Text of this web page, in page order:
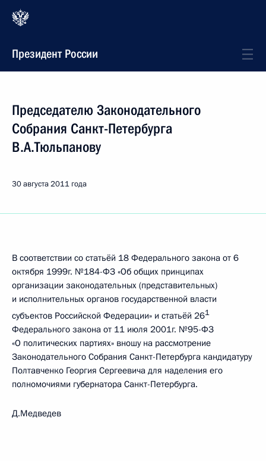
Президент России
Председателю Законодательного
Собрания Санкт-Петербурга
В.А.Тюльпанову
30 августа 2011 года
В соответствии со статьёй 18 Федерального закона от 6
октября 1999г. №184-ФЗ «Об общих принципах
организации законодательных (представительных)
и исполнительных органов государственной власти
субъектов Российской Федерации» и статьёй 261
Федерального закона от 11 июля 2001г. №95-ФЗ
«О политических партиях» вношу на рассмотрение
Законодательного Собрания Санкт-Петербурга кандидатуру
Полтавченко Георгия Сергеевича для наделения его
полномочиями губернатора Санкт-Петербурга.
Д.Медведев